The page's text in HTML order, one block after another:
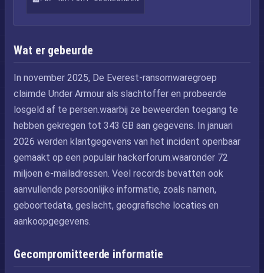
Wat er gebeurde
In november 2025, De Everest-ransomwaregroep
claimde Under Armour als slachtoffer en probeerde
losgeld af te persen.waarbij ze beweerden toegang te
hebben gekregen tot 343 GB aan gegevens. In januari
2026 werden klantgegevens van het incident openbaar
gemaakt op een populair hackerforum.waaronder 72
miljoen e-mailadressen. Veel records bevatten ook
aanvullende persoonlijke informatie, zoals namen,
geboortedata, geslacht, geografische locaties en
aankoopgegevens.
Gecompromitteerde informatie